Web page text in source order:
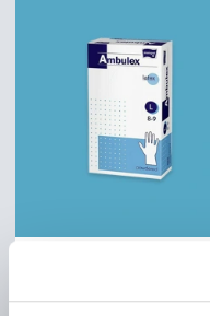
kesztyű, púderezett - 100